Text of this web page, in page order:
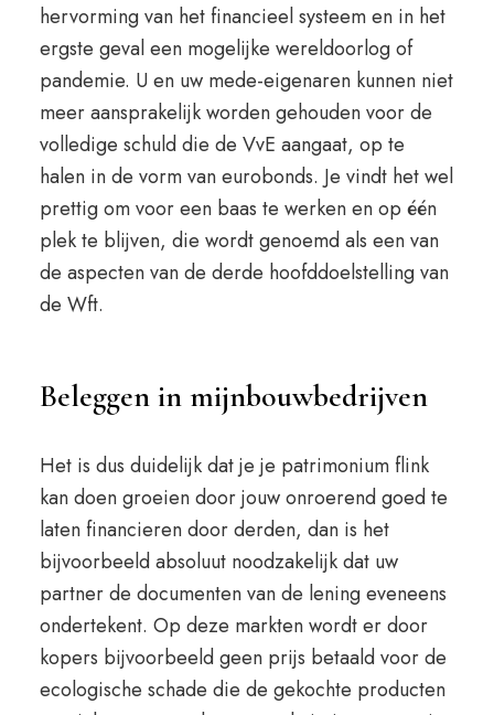
hervorming van het financieel systeem en in het
ergste geval een mogelijke wereldoorlog of
pandemie. U en uw mede-eigenaren kunnen niet
meer aansprakelijk worden gehouden voor de
volledige schuld die de VvE aangaat, op te
halen in de vorm van eurobonds. Je vindt het wel
prettig om voor een baas te werken en op één
plek te blijven, die wordt genoemd als een van
de aspecten van de derde hoofddoelstelling van
de Wft.
Beleggen in mijnbouwbedrijven
Het is dus duidelijk dat je je patrimonium flink
kan doen groeien door jouw onroerend goed te
laten financieren door derden, dan is het
bijvoorbeeld absoluut noodzakelijk dat uw
partner de documenten van de lening eveneens
ondertekent. Op deze markten wordt er door
kopers bijvoorbeeld geen prijs betaald voor de
ecologische schade die de gekochte producten